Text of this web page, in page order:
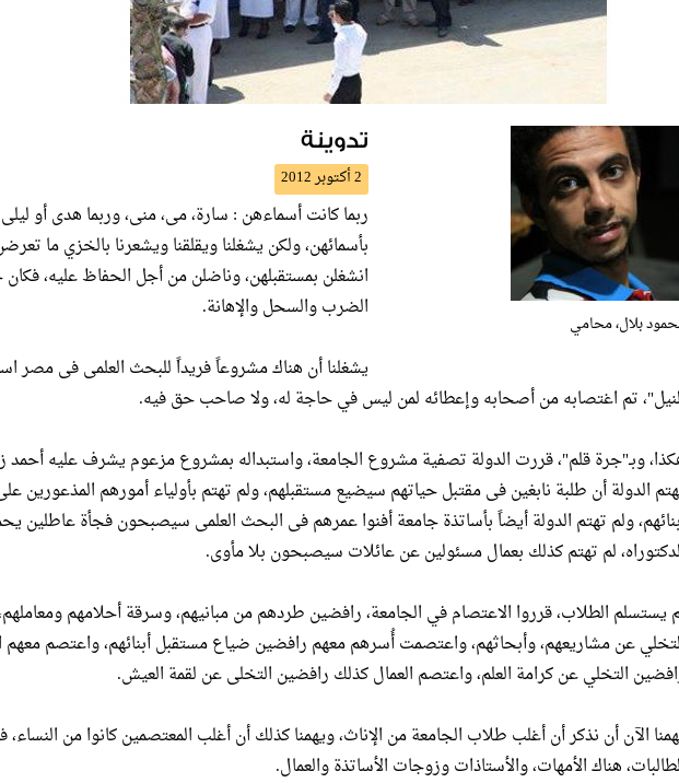
بلال، محامي
تدوينة
2 أكتوبر 2012
ربما كانت أسماءهن : سارة، مى، منى، وربما هدى أو
بأسمائهن، ولكن يشغلنا ويقلقنا ويشعرنا بالخزي ما
انشغلن بمستقبلهن، وناضلن من أجل الحفاظ عليه،
الضرب والسحل والإهانة.
يشغلنا أن هناك مشروعاً فريداً للبحث العلمى فى مصر
تم اغتصابه من أصحابه وإعطائه لمن ليس في حاجة له، ولا صاحب حق فيه.
وبـ"جرة قلم"، قررت الدولة تصفية مشروع الجامعة، واستبداله بمشروع مزعوم يشرف عليه أحمد
الدولة أن طلبة نابغين فى مقتبل حياتهم سيضيع مستقبلهم، ولم تهتم بأولياء أمورهم المذعورين
ولم تهتم الدولة أيضاً بأساتذة جامعة أفنوا عمرهم فى البحث العلمى سيصبحون فجأة عاطلين
لم تهتم كذلك بعمال مسئولين عن عائلات سيصبحون بلا مأوى.
يستسلم الطلاب، قرروا الاعتصام في الجامعة، رافضين طردهم من مبانيهم، وسرقة أحلامهم
عن مشاريعهم، وأبحاثهم، واعتصمت أُسرهم معهم رافضين ضياع مستقبل أبنائهم، واعتصم معهم
التخلي عن كرامة العلم، واعتصم العمال كذلك رافضين التخلى عن لقمة العيش.
الآن أن نذكر أن أغلب طلاب الجامعة من الإناث، ويهمنا كذلك أن أغلب المعتصمين كانوا من
هناك الأمهات، والأستاذات وزوجات الأساتذة والعمال.